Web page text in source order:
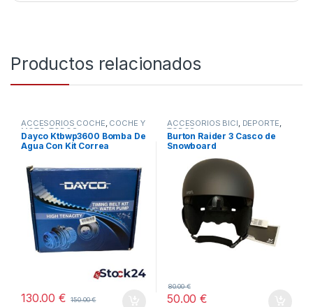
Productos relacionados
ACCESORIOS COCHE, COCHE Y
MOTO ,TODOS
Dayco Ktbwp3600 Bomba De
Agua Con Kit Correa
130.00€ 150.00€
ACCESORIOS BICI, DEPORTE,
TODOS
Burton Raider 3 Casco de
Snowboard
50.00€
80.00€